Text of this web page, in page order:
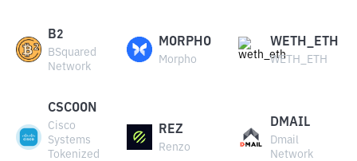
B2
BSquared
Network
MORPHO
Morpho
WETH_ETH
WETH_ETH
CSCOON
Cisco
Systems
Tokenized
REZ
Renzo
DMAIL
Dmail
Network